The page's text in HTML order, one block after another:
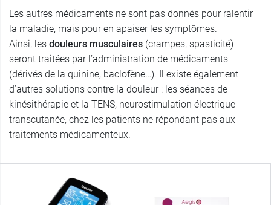
Les autres médicaments ne sont pas donnés pour ralentir
la maladie, mais pour en apaiser les symptômes.
Ainsi, les douleurs musculaires (crampes, spasticité)
seront traitées par l’administration de médicaments
(dérivés de la quinine, baclofène…). Il existe également
d’autres solutions contre la douleur : les séances de
kinésithérapie et la TENS, neurostimulation électrique
transcutanée, chez les patients ne répondant pas aux
traitements médicamenteux.